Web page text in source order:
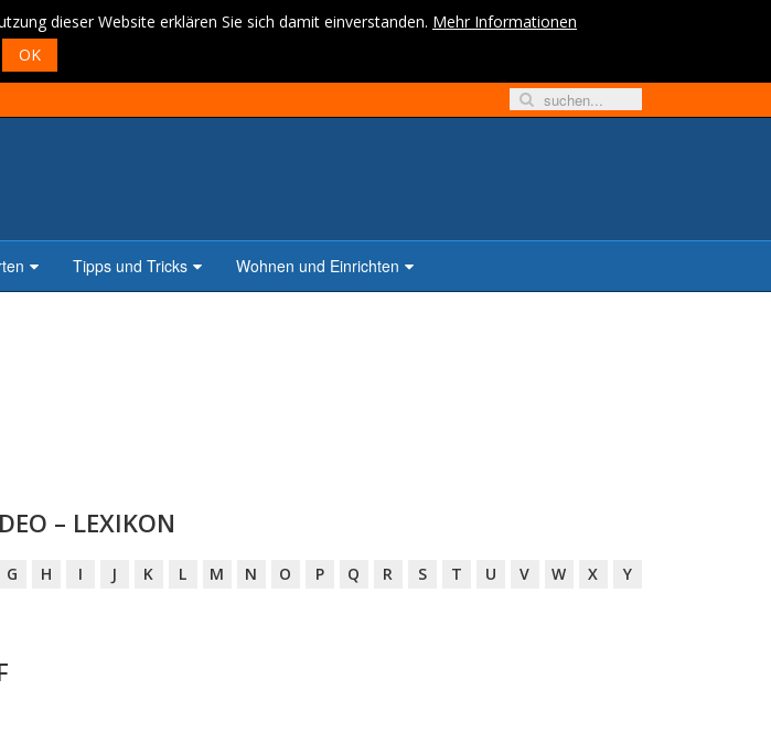
dieser Website erklären Sie sich damit einverstanden. Mehr Informationen
OK
Tipps und Tricks Wohnen und Einrichten
– LEXIKON
G H I J K L M N O P Q R S T U V W X
Y